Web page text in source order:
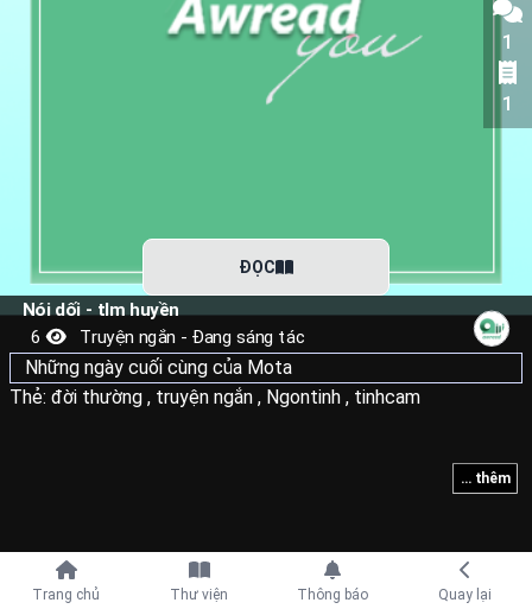
Tiếp tục với
1
1
ĐỌC
Nói dối - tlm huyền
6 Truyện ngắn - Đang sáng tác
... thêm
Những ngày cuối cùng của Mota
Thẻ: đời thường , truyện ngắn , Ngontinh , tinhcam
Trang chủ Thư viện Thông báo Quay lại